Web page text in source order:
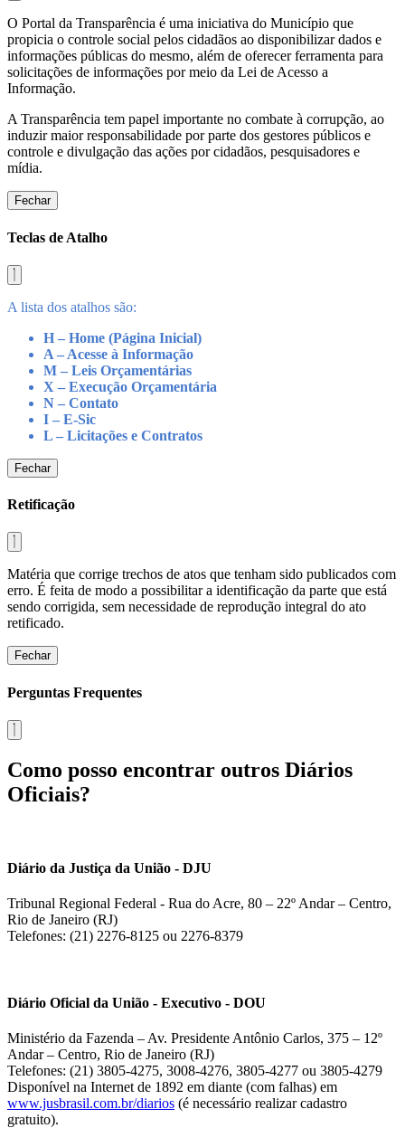
O Portal da Transparência é uma iniciativa do Município que
propicia o controle social pelos cidadãos ao disponibilizar dados e
informações públicas do mesmo, além de oferecer ferramenta para
solicitações de informações por meio da Lei de Acesso a
Informação.
A Transparência tem papel importante no combate à corrupção, ao
induzir maior responsabilidade por parte dos gestores públicos e
controle e divulgação das ações por cidadãos, pesquisadores e
mídia.
Fechar
Teclas de Atalho
A lista dos atalhos são:
H – Home (Página Inicial)
A – Acesse à Informação
M – Leis Orçamentárias
X – Execução Orçamentária
N – Contato
I – E-Sic
L – Licitações e Contratos
Fechar
Retificação
Matéria que corrige trechos de atos que tenham sido publicados com
erro. É feita de modo a possibilitar a identificação da parte que está
sendo corrigida, sem necessidade de reprodução integral do ato
retificado.
Fechar
Perguntas Frequentes
Como posso encontrar outros Diários
Oficiais?
Diário da Justiça da União - DJU
Tribunal Regional Federal - Rua do Acre, 80 – 22º Andar – Centro,
Rio de Janeiro (RJ)
Telefones: (21) 2276-8125 ou 2276-8379
Diário Oficial da União - Executivo - DOU
Ministério da Fazenda – Av. Presidente Antônio Carlos, 375 – 12º
Andar – Centro, Rio de Janeiro (RJ)
Telefones: (21) 3805-4275, 3008-4276, 3805-4277 ou 3805-4279
Disponível na Internet de 1892 em diante (com falhas) em
www.jusbrasil.com.br/diarios (é necessário realizar cadastro
gratuito).